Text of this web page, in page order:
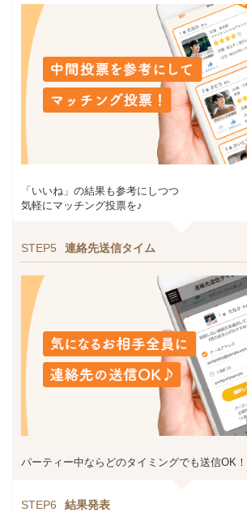
「いいね」の結果も参考にしつつ
気軽にマッチング投票を♪
STEP5 連絡先送信タイム
パーティー中ならどのタイミングでも送信OK！
STEP6 結果発表